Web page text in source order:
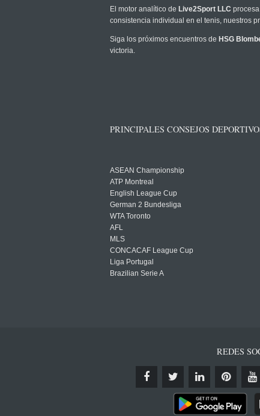
El motor analítico de Live2Sport LLC
consistencia individual en el tenis, nuestros
Siga los próximos encuentros de HSG
victoria.
PRINCIPALES CONSEJOS
ASEAN Championship
ATP Montreal
English League Cup
German 2 Bundesliga
WTA Toronto
AFL
MLS
CONCACAF League Cup
Liga Portugal
Brazilian Serie A
REDES